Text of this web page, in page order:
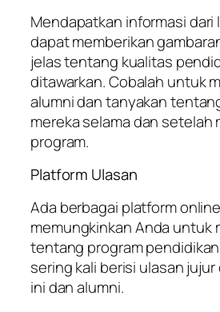
Mendapatkan informasi dari
dapat memberikan
jelas tentang kualitas
ditawarkan. Cobalah untuk
alumni dan tanyakan
mereka selama dan setelah
program.
Platform Ulasan
Ada berbagai platform
memungkinkan Anda untuk
tentang program
sering kali berisi ulasan
ini dan alumni.